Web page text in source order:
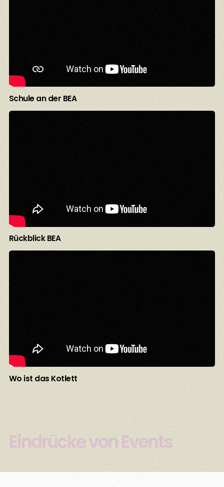
Schule an der BEA
Rückblick BEA
Wo ist das Kotlett
Eindrücke von Events